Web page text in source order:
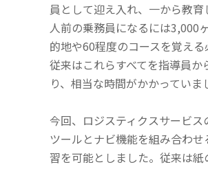
員として迎え入れ、一から教
人前の乗務員になるには3,000
的地や60程度のコースを覚える
従来はこれらすべてを指導員か
り、相当な時間がかかっていま
今回、ロジスティクスサービ
ツールとナビ機能を組み合わ
習を可能としました。従来は